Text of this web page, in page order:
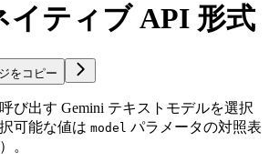
イティブ API 形式
をコピー
び出す Gemini テキストモデルを選択
可能な値は model パラメータの対照表
。